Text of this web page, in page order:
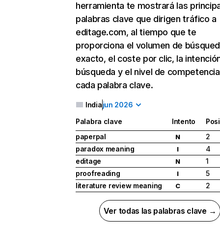
herramienta te mostrará las
palabras clave que dirigen tráfico a
editage.com, al tiempo que te
proporciona el volumen de
exacto, el coste por clic, la
búsqueda y el nivel de
cada palabra clave.
Indiajun 2026
Palabra clave Intento
paperpal
N
2
paradox meaning
I
4
editage
N
1
proofreading
I
5
literature review meaning
C 2
Ver todas las palabras clave →